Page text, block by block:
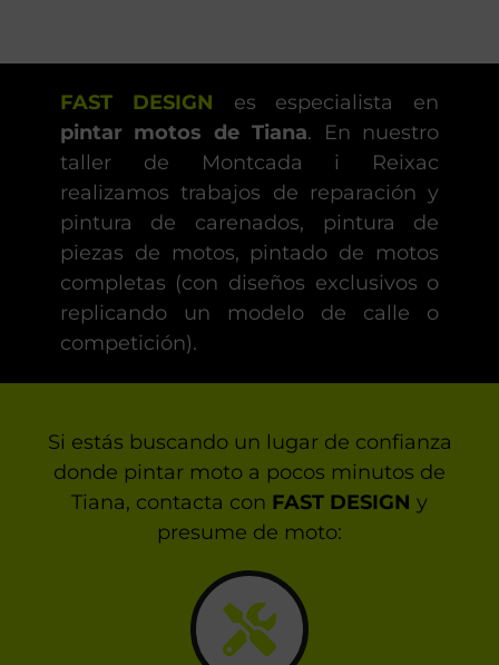
FAST DESIGN es especialista en
pintar motos de Tiana. En nuestro
taller de Montcada i Reixac
realizamos trabajos de reparación y
pintura de carenados, pintura de
piezas de motos, pintado de motos
completas (con diseños exclusivos o
replicando un modelo de calle o
competición).
Si estás buscando un lugar de confianza
donde pintar moto a pocos minutos de
Tiana, contacta con FAST DESIGN y
presume de moto: